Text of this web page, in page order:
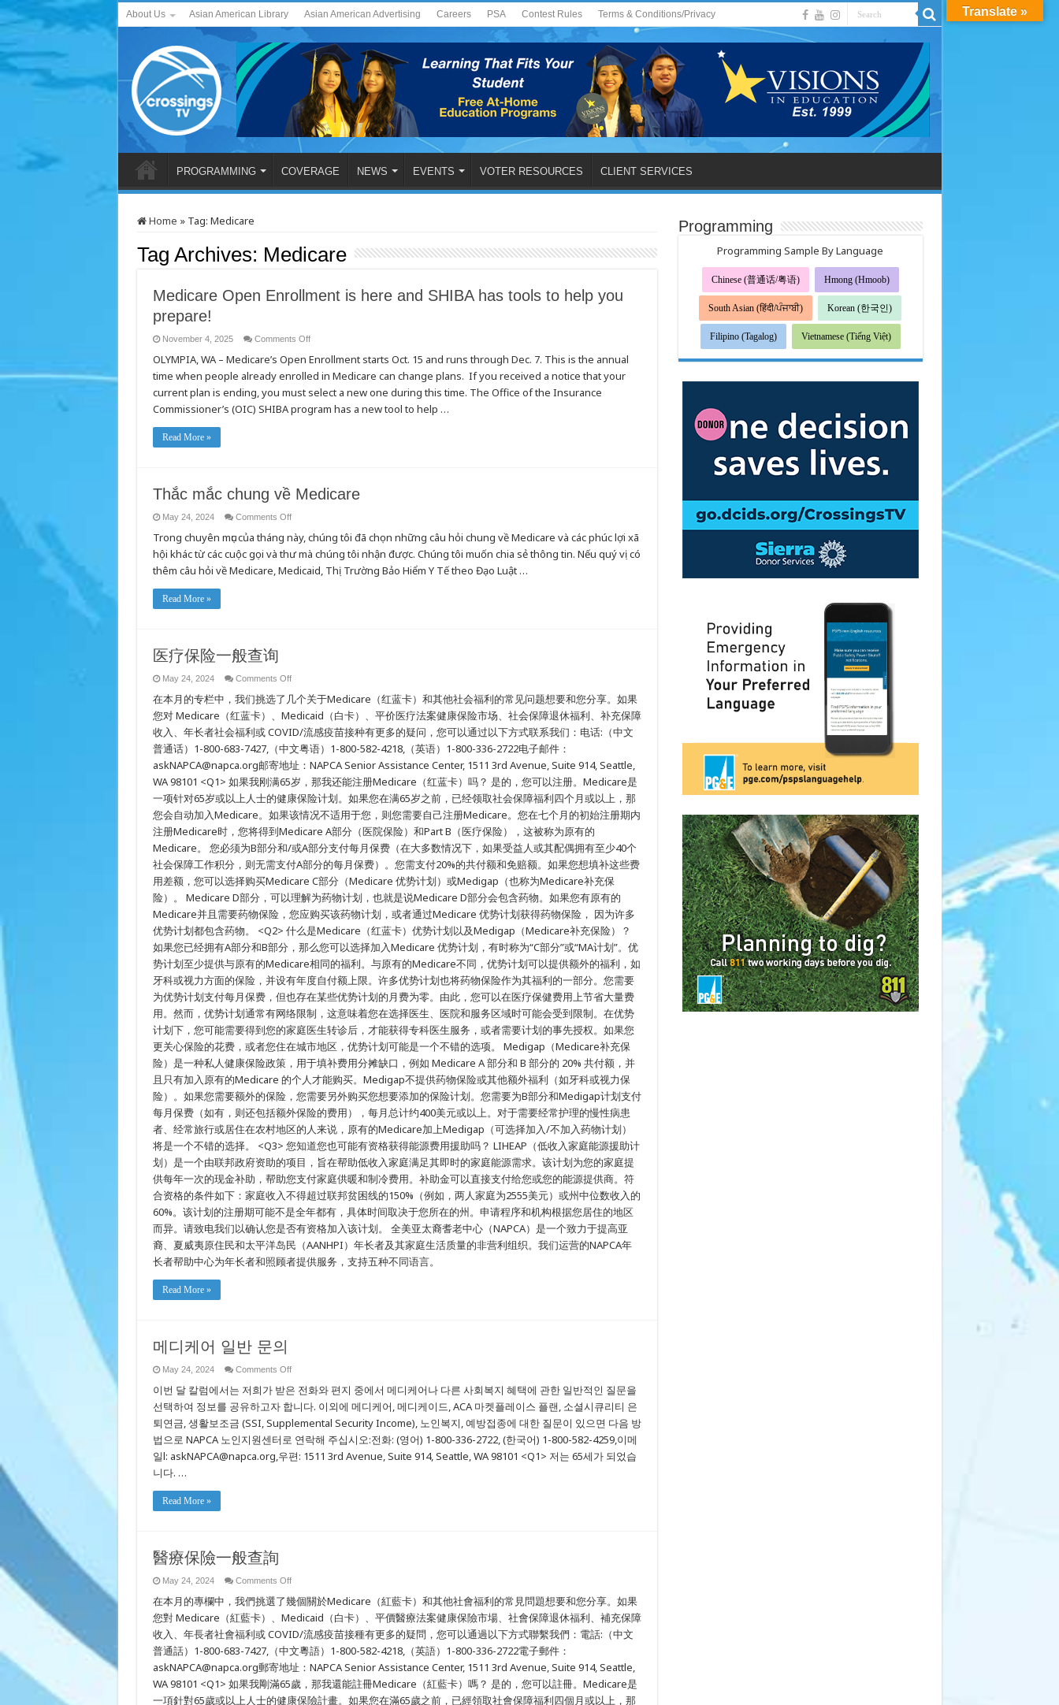
About Us Asian American Library Asian American Advertising Careers PSA Contest Rules Terms & Conditions/Privacy
PROGRAMMING COVERAGE NEWS EVENTS VOTER RESOURCES CLIENT SERVICES
Home » Tag: Medicare
Tag Archives: Medicare
Medicare Open Enrollment is here and SHIBA has tools to help you
prepare!
November 4, 2025 Comments Offon
Open
Enrollment
is
and
has
OLYMPIA, WA – Medicare’s Open Enrollment starts Oct. 15 and runs through Dec. 7. This is the annual
time when people already enrolled in Medicare can change plans. If you received a notice that your
current plan is ending, you must select a new one during this time. The Office of the Insurance
Commissioner’s (OIC) SHIBA program has a new tool to help …
Read More »
Thắc mắc chung về Medicare
May 24, 2024 Comments Offon
mắc
chung
về
Trong chuyên mục của tháng này, chúng tôi đã chọn những câu hỏi chung về Medicare và các phúc lợi xã
hội khác từ các cuộc gọi và thư mà chúng tôi nhận được. Chúng tôi muốn chia sẻ thông tin. Nếu quý vị có
thêm câu hỏi về Medicare, Medicaid, Thị Trường Bảo Hiểm Y Tế theo Đạo Luật …
Read More »
医疗保险一般查询
May 24, 2024 Comments Offon
疗
一
般
查
询
在本月的专栏中，我们挑选了几个关于Medicare（红蓝卡）和其他社会福利的常见问题想要和您分享。如果
您对 Medicare（红蓝卡）、Medicaid（白卡）、平价医疗法案健康保险市场、社会保障退休福利、补充保障
收入、年长者社会福利或 COVID/流感疫苗接种有更多的疑问，您可以通过以下方式联系我们：电话:（中文
普通话）1-800-683-7427,（中文粤语）1-800-582-4218,（英语）1-800-336-2722电子邮件：
askNAPCA@napca.org邮寄地址：NAPCA Senior Assistance Center, 1511 3rd Avenue, Suite 914, Seattle,
WA 98101 <Q1> 如果我刚满65岁，那我还能注册Medicare（红蓝卡）吗？ 是的，您可以注册。Medicare是
一项针对65岁或以上人士的健康保险计划。如果您在满65岁之前，已经领取社会保障福利四个月或以上，那
您会自动加入Medicare。如果该情况不适用于您，则您需要自己注册Medicare。您在七个月的初始注册期内
注册Medicare时，您将得到Medicare A部分（医院保险）和Part B（医疗保险），这被称为原有的
Medicare。 您必须为B部分和/或A部分支付每月保费（在大多数情况下，如果受益人或其配偶拥有至少40个
社会保障工作积分，则无需支付A部分的每月保费）。您需支付20%的共付额和免赔额。如果您想填补这些费
用差额，您可以选择购买Medicare C部分（Medicare 优势计划）或Medigap（也称为Medicare补充保
险）。 Medicare D部分，可以理解为药物计划，也就是说Medicare D部分会包含药物。如果您有原有的
Medicare并且需要药物保险，您应购买该药物计划，或者通过Medicare 优势计划获得药物保险， 因为许多
优势计划都包含药物。 <Q2> 什么是Medicare（红蓝卡）优势计划以及Medigap（Medicare补充保险）？
如果您已经拥有A部分和B部分，那么您可以选择加入Medicare 优势计划，有时称为“C部分”或“MA计划”。优
势计划至少提供与原有的Medicare相同的福利。与原有的Medicare不同，优势计划可以提供额外的福利，如
牙科或视力方面的保险，并设有年度自付额上限。许多优势计划也将药物保险作为其福利的一部分。您需要
为优势计划支付每月保费，但也存在某些优势计划的月费为零。由此，您可以在医疗保健费用上节省大量费
用。然而，优势计划通常有网络限制，这意味着您在选择医生、医院和服务区域时可能会受到限制。在优势
计划下，您可能需要得到您的家庭医生转诊后，才能获得专科医生服务，或者需要计划的事先授权。如果您
更关心保险的花费，或者您住在城市地区，优势计划可能是一个不错的选项。 Medigap（Medicare补充保
险）是一种私人健康保险政策，用于填补费用分摊缺口，例如 Medicare A 部分和 B 部分的 20% 共付额，并
且只有加入原有的Medicare 的个人才能购买。Medigap不提供药物保险或其他额外福利（如牙科或视力保
险）。如果您需要额外的保险，您需要另外购买您想要添加的保险计划。您需要为B部分和Medigap计划支付
每月保费（如有，则还包括额外保险的费用），每月总计约400美元或以上。对于需要经常护理的慢性病患
者、经常旅行或居住在农村地区的人来说，原有的Medicare加上Medigap（可选择加入/不加入药物计划）
将是一个不错的选择。 <Q3> 您知道您也可能有资格获得能源费用援助吗？ LIHEAP（低收入家庭能源援助计
划）是一个由联邦政府资助的项目，旨在帮助低收入家庭满足其即时的家庭能源需求。该计划为您的家庭提
供每年一次的现金补助，帮助您支付家庭供暖和制冷费用。补助金可以直接支付给您或您的能源提供商。符
合资格的条件如下：家庭收入不得超过联邦贫困线的150%（例如，两人家庭为2555美元）或州中位数收入的
60%。该计划的注册期可能不是全年都有，具体时间取决于您所在的州。申请程序和机构根据您居住的地区
而异。请致电我们以确认您是否有资格加入该计划。 全美亚太裔耆老中心（NAPCA）是一个致力于提高亚
裔、夏威夷原住民和太平洋岛民（AANHPI）年长者及其家庭生活质量的非营利组织。我们运营的NAPCA年
长者帮助中心为年长者和照顾者提供服务，支持五种不同语言。
Read More »
메디케어 일반 문의
May 24, 2024 Comments Offon
디
케
어
일
반
의
이번 달 칼럼에서는 저희가 받은 전화와 편지 중에서 메디케어나 다른 사회복지 혜택에 관한 일반적인 질문을
선택하여 정보를 공유하고자 합니다. 이외에 메디케어, 메디케이드, ACA 마켓플레이스 플랜, 소셜시큐리티 은
퇴연금, 생활보조금 (SSI, Supplemental Security Income), 노인복지, 예방접종에 대한 질문이 있으면 다음 방
법으로 NAPCA 노인지원센터로 연락해 주십시오:전화: (영어) 1-800-336-2722, (한국어) 1-800-582-4259,이메
일l: askNAPCA@napca.org,우편: 1511 3rd Avenue, Suite 914, Seattle, WA 98101 <Q1> 저는 65세가 되었습
니다. …
Read More »
醫療保險一般查詢
May 24, 2024 Comments Offon
療
一
般
查
詢
在本月的專欄中，我們挑選了幾個關於Medicare（紅藍卡）和其他社會福利的常見問題想要和您分享。如果
您對 Medicare（紅藍卡）、Medicaid（白卡）、平價醫療法案健康保險市場、社會保障退休福利、補充保障
收入、年長者社會福利或 COVID/流感疫苗接種有更多的疑問，您可以通過以下方式聯繫我們：電話:（中文
普通話）1-800-683-7427,（中文粵語）1-800-582-4218,（英語）1-800-336-2722電子郵件：
askNAPCA@napca.org郵寄地址：NAPCA Senior Assistance Center, 1511 3rd Avenue, Suite 914, Seattle,
WA 98101 <Q1> 如果我剛滿65歲，那我還能註冊Medicare（紅藍卡）嗎？ 是的，您可以註冊。Medicare是
一項針對65歲或以上人士的健康保險計畫。如果您在滿65歲之前，已經領取社會保障福利四個月或以上，那
Programming
Programming Sample By Language
Chinese (普通话/粤语) Hmong (Hmoob)
South Asian (हिंदी/ਪੰਜਾਬੀ) Korean (한국인)
Filipino (Tagalog) Vietnamese (Tiếng Việt)
Translate »